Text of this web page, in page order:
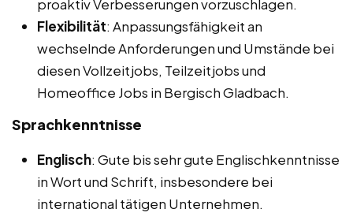
proaktiv Verbesserungen vorzuschlagen.
Flexibilität: Anpassungsfähigkeit an
wechselnde Anforderungen und Umstände bei
diesen Vollzeitjobs, Teilzeitjobs und
Homeoffice Jobs in Bergisch Gladbach.
Sprachkenntnisse
Englisch: Gute bis sehr gute Englischkenntnisse
in Wort und Schrift, insbesondere bei
international tätigen Unternehmen.